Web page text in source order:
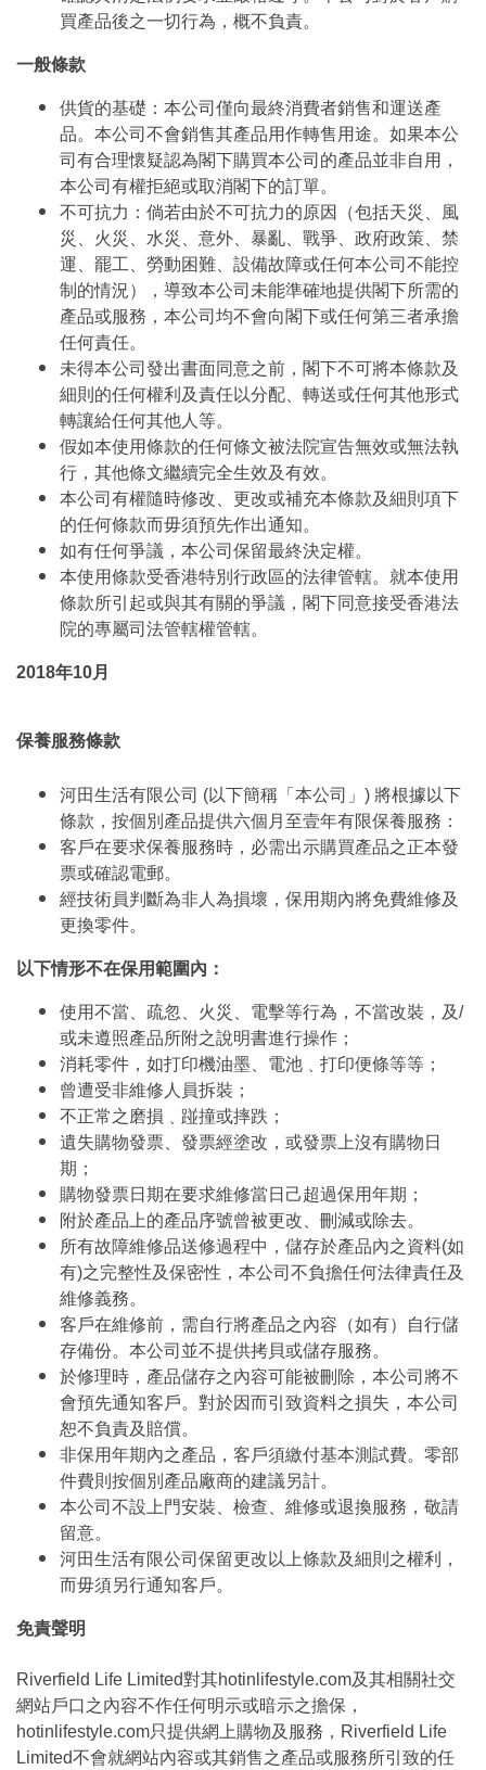
買產品後之一切行為，概不負責。
一般條款
供貨的基礎：本公司僅向最終消費者銷售和運送產
品。本公司不會銷售其產品用作轉售用途。如果本公
司有合理懷疑認為閣下購買本公司的產品並非自用，
本公司有權拒絕或取消閣下的訂單。
不可抗力：倘若由於不可抗力的原因（包括天災、風
災、火災、水災、意外、暴亂、戰爭、政府政策、禁
運、罷工、勞動困難、設備故障或任何本公司不能控
制的情況），導致本公司未能準確地提供閣下所需的
產品或服務，本公司均不會向閣下或任何第三者承擔
任何責任。
未得本公司發出書面同意之前，閣下不可將本條款及
細則的任何權利及責任以分配、轉送或任何其他形式
轉讓給任何其他人等。
假如本使用條款的任何條文被法院宣告無效或無法執
行，其他條文繼續完全生效及有效。
本公司有權隨時修改、更改或補充本條款及細則項下
的任何條款而毋須預先作出通知。
如有任何爭議，本公司保留最終決定權。
本使用條款受香港特別行政區的法律管轄。就本使用
條款所引起或與其有關的爭議，閣下同意接受香港法
院的專屬司法管轄權管轄。
2018年10月
保養服務條款
河田生活有限公司 (以下簡稱「本公司」) 將根據以下
條款，按個別產品提供六個月至壹年有限保養服務：
客戶在要求保養服務時，必需出示購買產品之正本發
票或確認電郵。
經技術員判斷為非人為損壞，保用期內將免費維修及
更換零件。
以下情形不在保用範圍內：
使用不當、疏忽、火災、電擊等行為，不當改裝，及/
或未遵照產品所附之說明書進行操作；
消耗零件，如打印機油墨、電池﹑打印便條等等；
曾遭受非維修人員拆裝；
不正常之磨損﹑踫撞或摔跌；
遺失購物發票、發票經塗改，或發票上沒有購物日
期；
購物發票日期在要求維修當日己超過保用年期；
附於產品上的產品序號曾被更改、刪減或除去。
所有故障維修品送修過程中，儲存於產品內之資料(如
有)之完整性及保密性，本公司不負擔任何法律責任及
維修義務。
客戶在維修前，需自行將產品之內容（如有）自行儲
存備份。本公司並不提供拷貝或儲存服務。
於修理時，產品儲存之內容可能被刪除，本公司將不
會預先通知客戶。對於因而引致資料之損失，本公司
恕不負責及賠償。
非保用年期內之產品，客戶須繳付基本測試費。零部
件費則按個別產品廠商的建議另計。
本公司不設上門安裝、檢查、維修或退換服務，敬請
留意。
河田生活有限公司保留更改以上條款及細則之權利，
而毋須另行通知客戶。
免責聲明
Riverfield Life Limited對其hotinlifestyle.com及其相關社交
網站戶口之內容不作任何明示或暗示之擔保，
hotinlifestyle.com只提供網上購物及服務，Riverfield Life
Limited不會就網站內容或其銷售之產品或服務所引致的任